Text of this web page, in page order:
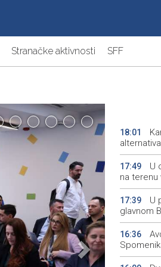
Stranačke aktivnosti SFF
18:01
17:49
U
na terenu
17:39
U
glavnom
16:36